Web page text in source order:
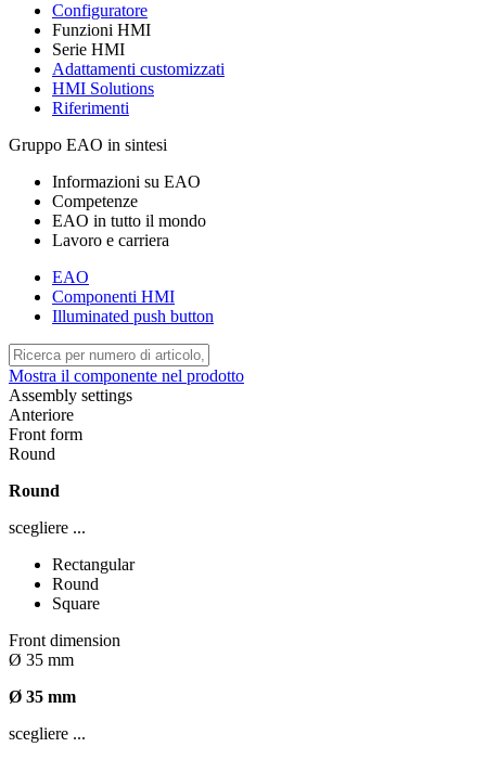
Configuratore
Funzioni HMI
Serie HMI
Adattamenti customizzati
HMI Solutions
Riferimenti
Gruppo EAO in sintesi
Informazioni su EAO
Competenze
EAO in tutto il mondo
Lavoro e carriera
EAO
Componenti HMI
Illuminated push button
Mostra il componente nel prodotto
Assembly settings
Anteriore
Front form
Round
Round
scegliere ...
Rectangular
Round
Square
Front dimension
Ø 35 mm
Ø 35 mm
scegliere ...